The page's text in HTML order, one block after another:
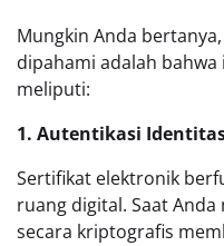
Mungkin Anda
dipahami adalah
meliputi:
1. Autentikasi
Sertifikat elektronik
ruang digital. Saat
secara kriptografis